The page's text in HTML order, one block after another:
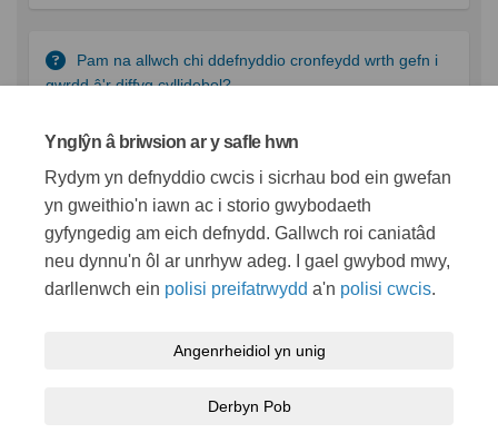
Ynglŷn â briwsion ar y safle hwn
Rydym yn defnyddio cwcis i sicrhau bod ein gwefan
yn gweithio'n iawn ac i storio gwybodaeth
gyfyngedig am eich defnydd. Gallwch roi caniatâd
neu dynnu'n ôl ar unrhyw adeg. I gael gwybod mwy,
darllenwch ein polisi preifatrwydd a'n polisi cwcis.
Angenrheidiol yn unig
Derbyn Pob
Pam na allwch chi ddefnyddio cronfeydd wrth gefn i
gwrdd â'r diffyg cyllidebol?